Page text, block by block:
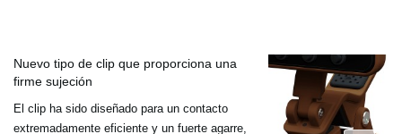
Nuevo tipo de clip que proporciona una
firme sujeción
El clip ha sido diseñado para un contacto
extremadamente eficiente y un fuerte agarre,